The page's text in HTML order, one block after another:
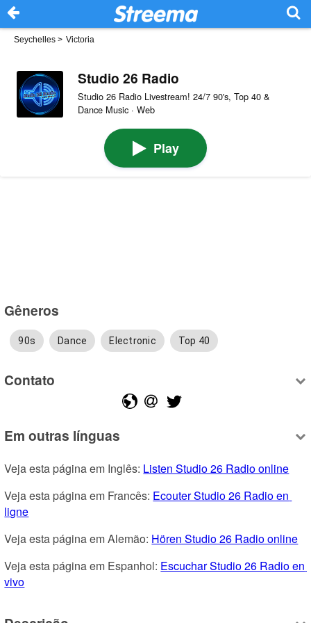
Seychelles > Victoria
Studio 26 Radio
Studio 26 Radio Livestream! 24/7 90's, Top 40 &
Dance Music · Web
Play
Gêneros
90s Dance Electronic Top 40
Contato
Em outras línguas
Veja esta página em Inglês: Listen Studio 26 Radio online
Veja esta página em Francês: Ecouter Studio 26 Radio en
ligne
Veja esta página em Alemão: Hören Studio 26 Radio online
Veja esta página em Espanhol: Escuchar Studio 26 Radio en
vivo